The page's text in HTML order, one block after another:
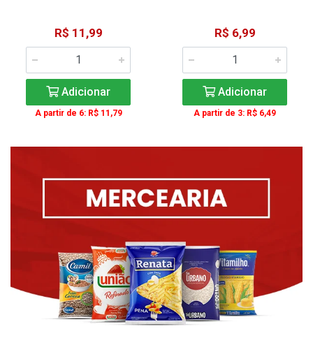
R$ 11,99
Adicionar
A partir de 6: R$ 11,79
R$ 6,99
Adicionar
A partir de 3: R$ 6,49